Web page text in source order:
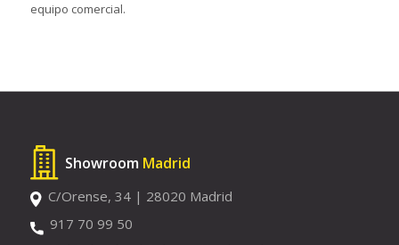
equipo comercial.
Showroom Madrid
C/Orense, 34 | 28020 Madrid
917 70 99 50